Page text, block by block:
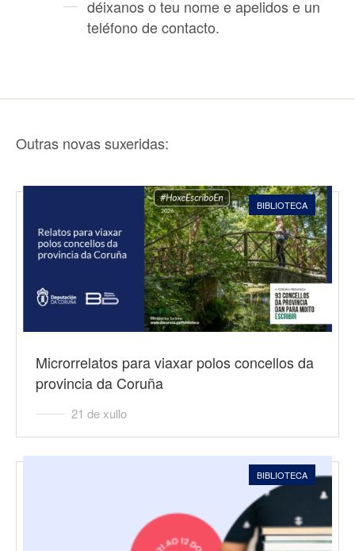
déixanos o teu nome e apelidos e un
teléfono de contacto.
Outras novas suxeridas:
BIBLIOTECA
Microrrelatos para viaxar polos concellos da
provincia da Coruña
21 de xullo
BIBLIOTECA